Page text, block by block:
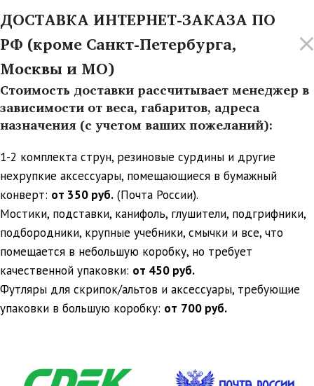
ДОСТАВКА ИНТЕРНЕТ-ЗАКАЗА ПО
РФ (кроме Санкт-Петербурга,
Москвы и МО)
Стоимость доставки рассчитывает менеджер в
зависимости от веса, габаритов, адреса
назначения (с учетом ваших пожеланий):
1-2 комплекта струн, резиновые сурдины и другие
нехрупкие аксессуары, помещающиеся в бумажный
конверт: от 350 руб. (Почта России).
Мостики, подставки, канифоль, глушители, подгрифники,
подбородники, крупные учебники, смычки и все, что
помещается в небольшую коробку, но требует
качественной упаковки: от 450 руб.
Футляры для скрипок/альтов и аксессуары, требующие
упаковки в большую коробку: от 700 руб.